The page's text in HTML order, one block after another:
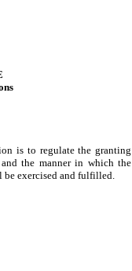
is to regulate the granting
the manner in which the
exercised and fulfilled.